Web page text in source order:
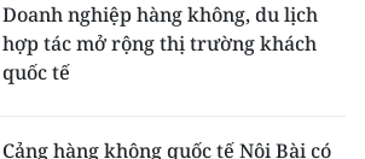
Doanh nghiệp hàng không, du lịch
hợp tác mở rộng thị trường khách
quốc tế
Cảng hàng không quốc tế Nội Bài có